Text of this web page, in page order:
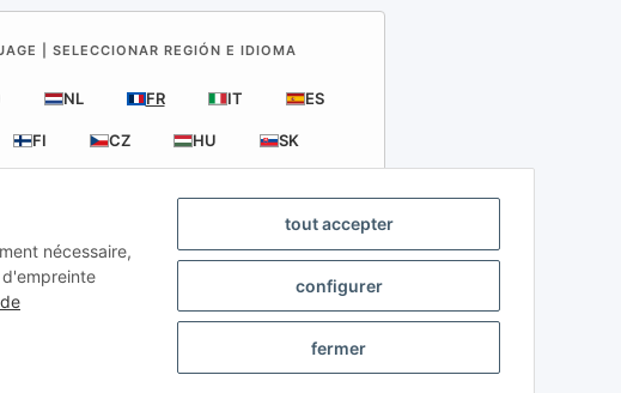
tout accepter
configurer
fermer
nécessaire,
| SELECCIONAR REGIÓN E IDIOMA
NL FR IT ES
FI CZ HU SK
remorques